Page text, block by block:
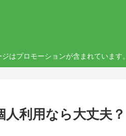
はプロモーションが含まれています。
利用なら大丈夫？